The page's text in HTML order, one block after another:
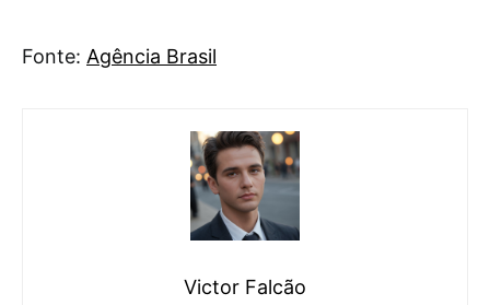
Fonte: Agência Brasil
Victor Falcão